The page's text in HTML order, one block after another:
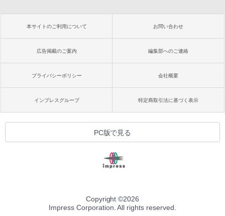
本サイトのご利用について お問い合わせ
広告掲載のご案内 編集部へのご連絡
プライバシーポリシー 会社概要
インプレスグループ 特定商取引法に基づく表示
PC版で見る
Copyright ©2026
Impress Corporation. All rights reserved.